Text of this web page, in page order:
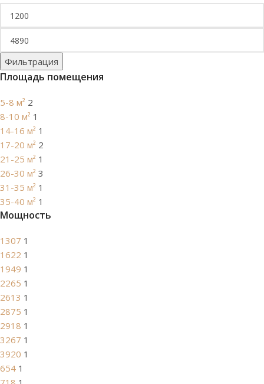
Фильтрация
Площадь помещения
5-8 м² 2
8-10 м² 1
14-16 м² 1
17-20 м² 2
21-25 м² 1
26-30 м² 3
31-35 м² 1
35-40 м² 1
Мощность
1307 1
1622 1
1949 1
2265 1
2613 1
2875 1
2918 1
3267 1
3920 1
654 1